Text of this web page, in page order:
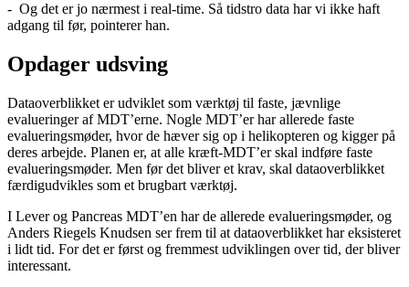
- Og det er jo nærmest i real-time. Så tidstro data har vi ikke haft
adgang til før, pointerer han.
Opdager udsving
Dataoverblikket er udviklet som værktøj til faste, jævnlige
evalueringer af MDT’erne. Nogle MDT’er har allerede faste
evalueringsmøder, hvor de hæver sig op i helikopteren og kigger på
deres arbejde. Planen er, at alle kræft-MDT’er skal indføre faste
evalueringsmøder. Men før det bliver et krav, skal dataoverblikket
færdigudvikles som et brugbart værktøj.
I Lever og Pancreas MDT’en har de allerede evalueringsmøder, og
Anders Riegels Knudsen ser frem til at dataoverblikket har eksisteret
i lidt tid. For det er først og fremmest udviklingen over tid, der bliver
interessant.